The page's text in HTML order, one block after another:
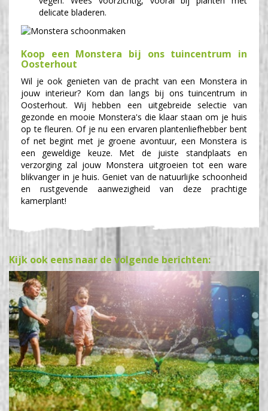
delicate bladeren.
Koop een Monstera bij ons tuincentrum in
Oosterhout
Wil je ook genieten van de pracht van een Monstera in
jouw interieur? Kom dan langs bij ons tuincentrum in
Oosterhout. Wij hebben een uitgebreide selectie van
gezonde en mooie Monstera's die klaar staan om je huis
op te fleuren. Of je nu een ervaren plantenliefhebber bent
of net begint met je groene avontuur, een Monstera is
een geweldige keuze. Met de juiste standplaats en
verzorging zal jouw Monstera uitgroeien tot een ware
blikvanger in je huis. Geniet van de natuurlijke schoonheid
en rustgevende aanwezigheid van deze prachtige
kamerplant!
Kijk ook eens naar de volgende berichten: